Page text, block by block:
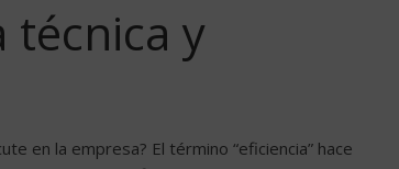
técnica y
en la empresa? El término “eficiencia” hace